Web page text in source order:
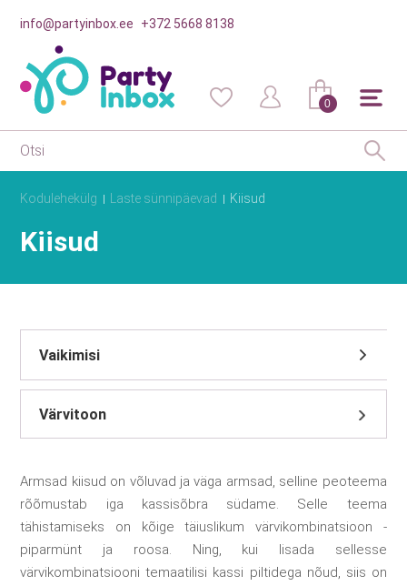
info@partyinbox.ee +372 5668 8138
0
Kodulehekülg Laste sünnipäevad Kiisud
Kiisud
Värvitoon
Armsad kiisud on võluvad ja väga armsad, selline peoteema
rõõmustab iga kassisõbra südame. Selle teema
tähistamiseks on kõige täiuslikum värvikombinatsioon -
piparmünt ja roosa. Ning, kui lisada sellesse
värvikombinatsiooni temaatilisi kassi piltidega nõud, siis on